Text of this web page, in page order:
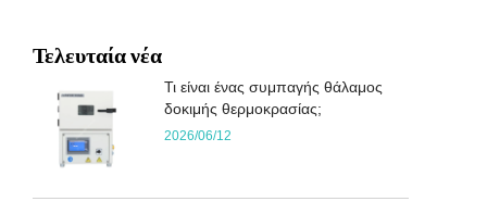
Τελευταία νέα
Τι είναι ένας συμπαγής θάλαμος
δοκιμής θερμοκρασίας;
2026/06/12